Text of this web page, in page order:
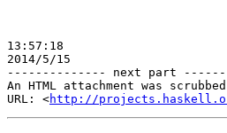
13:57:18
2014/5/15
-------------- next part
An HTML attachment was
URL: <http://